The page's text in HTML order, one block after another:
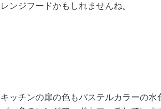
レンジフードかもしれませんね。
キッチンの扉の色もパステルカラーの水